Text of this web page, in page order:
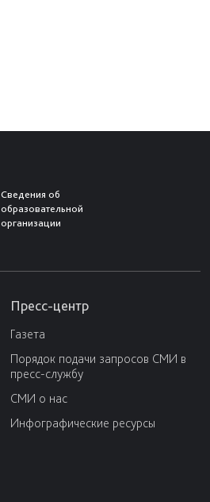
Сведения об
образовательной
организации
Пресс-центр
Газета
Порядок подачи запросов СМИ в
пресс-службу
СМИ о нас
Инфографические ресурсы